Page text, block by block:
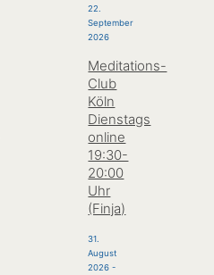
22.
September
2026
Meditations-
Club
Köln
Dienstags
online
19:30-
20:00
Uhr
(Finja)
31.
August
2026 -